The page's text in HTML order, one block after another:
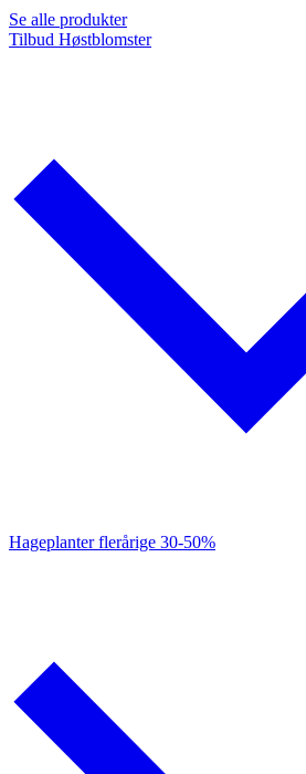
Se alle produkter
Tilbud Høstblomster
Hageplanter flerårige 30-50%